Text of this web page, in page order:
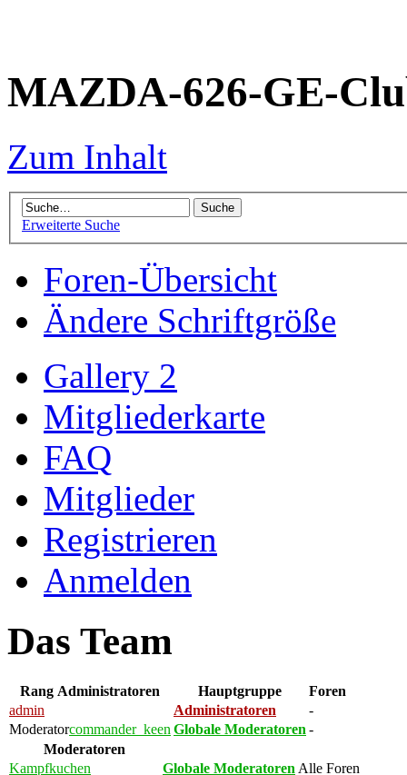
MAZDA-626-GE-
Zum Inhalt
Erweiterte Suche
Foren-Übersicht
Ändere Schriftgröße
Gallery 2
Mitgliederkarte
FAQ
Mitglieder
Registrieren
Anmelden
Das Team
Rang Administratoren Hauptgruppe
Foren
admin
Administratoren
-
Moderatorcommander_keen Globale Moderatoren -
Moderatoren
Kampfkuchen
Globale Moderatoren Alle Foren